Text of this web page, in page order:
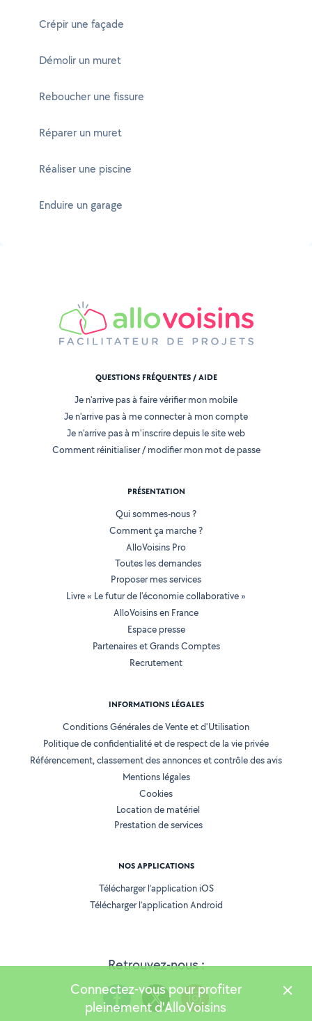
Crépir une façade
Démolir un muret
Reboucher une fissure
Réparer un muret
Réaliser une piscine
Enduire un garage
Retrouvez-nous :
QUESTIONS FRÉQUENTES / AIDE
Je n'arrive pas à faire vérifier mon mobile
Je n'arrive pas à me connecter à mon compte
Je n'arrive pas à m'inscrire depuis le site web
Comment réinitialiser / modifier mon mot de passe
PRÉSENTATION
Qui sommes-nous ?
Comment ça marche ?
AlloVoisins Pro
Toutes les demandes
Proposer mes services
Livre « Le futur de l'économie collaborative »
AlloVoisins en France
Espace presse
Partenaires et Grands Comptes
Recrutement
INFORMATIONS LÉGALES
Conditions Générales de Vente et d'Utilisation
Politique de confidentialité et de respect de la vie privée
Référencement, classement des annonces et contrôle des avis
Mentions légales
Cookies
Location de matériel
Prestation de services
NOS APPLICATIONS
Télécharger l’application iOS
Télécharger l’application Android
Connectez-vous pour profiter
pleinement d'AlloVoisins